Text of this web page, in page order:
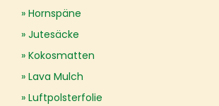
Hornspäne
Jutesäcke
Kokosmatten
Lava Mulch
Luftpolsterfolie